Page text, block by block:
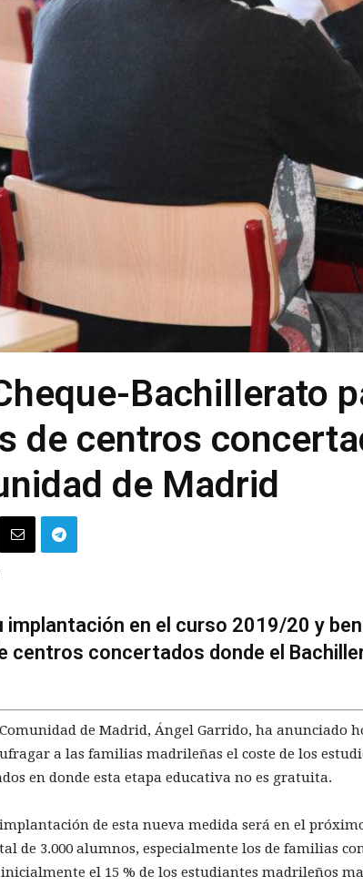
Bachillerato
de centros
de Madrid
implantación en el curso 2019/20 y
centros concertados donde el
de Madrid, Ángel Garrido, ha anunciado
a las familias madrileñas el coste de los
en donde esta etapa educativa no es gratuita.
de esta nueva medida será en el
de 3.000 alumnos, especialmente los de familias
el 15 % de los estudiantes madrileños